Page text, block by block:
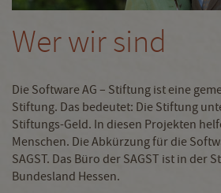
Wer wir sind
Die Software AG – Stiftung ist eine
Stiftung. Das bedeutet: Die Stiftung
Stiftungs-Geld. In diesen Projekten
Menschen. Die Abkürzung für die
SAGST. Das Büro der SAGST ist in der
Bundesland Hessen.